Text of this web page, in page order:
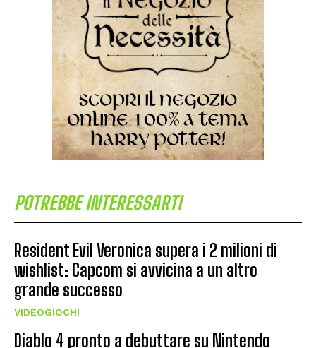
POTREBBE INTERESSARTI
Resident Evil Veronica supera i 2 milioni di
wishlist: Capcom si avvicina a un altro
grande successo
VIDEOGIOCHI
Diablo 4 pronto a debuttare su Nintendo